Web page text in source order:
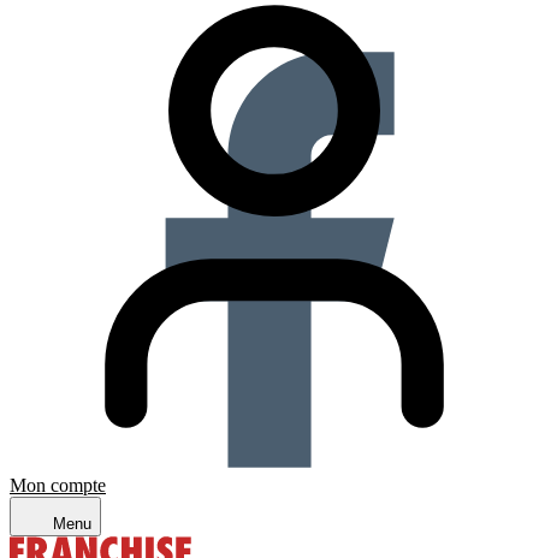
Mon compte
Menu